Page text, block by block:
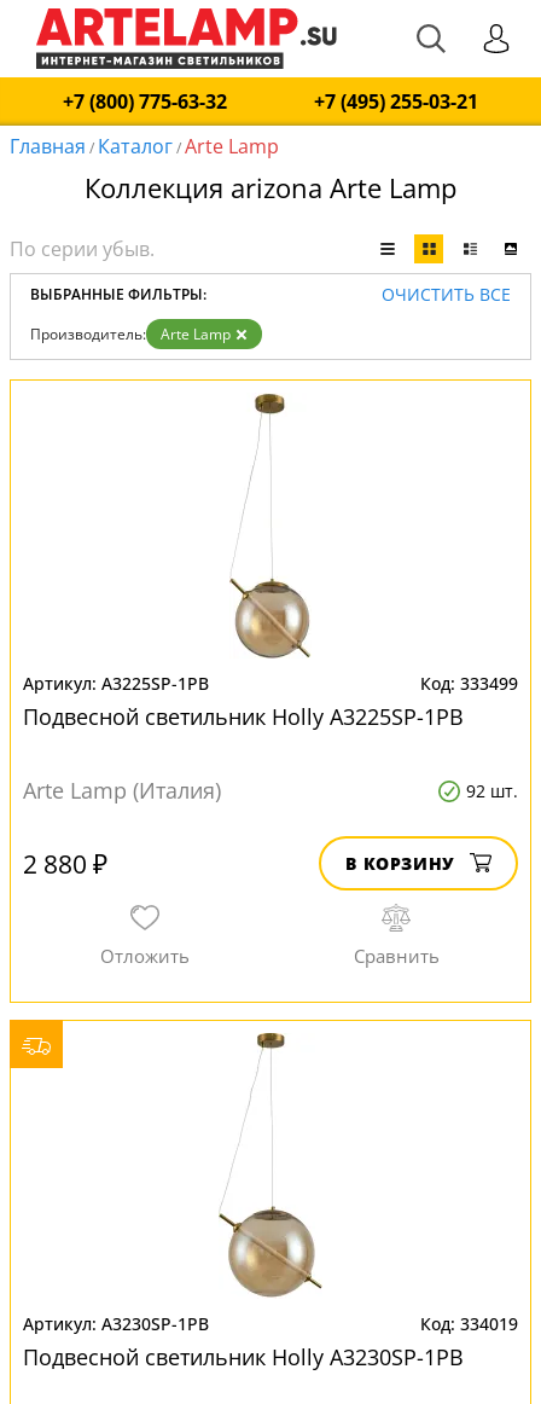
+7 (800) 775-63-32
+7 (495) 255-03-21
Главная / Каталог/Arte Lamp
Коллекция arizona Arte Lamp
ВЫБРАННЫЕ ФИЛЬТРЫ: ОЧИСТИТЬ ВСЕ
Производитель: Arte Lamp
A3225SP-1PB 333499
Подвесной светильник Нolly A3225SP-1PB
Arte Lamp (Италия) 92 шт.
2 880 ₽ В КОРЗИНУ
A3230SP-1PB 334019
Подвесной светильник Нolly A3230SP-1PB